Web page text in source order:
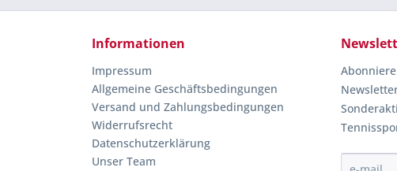
Informationen
Impressum
Allgemeine Geschäftsbedingungen
Versand und Zahlungsbedingungen
Widerrufsrecht
Datenschutzerklärung
Unser Team